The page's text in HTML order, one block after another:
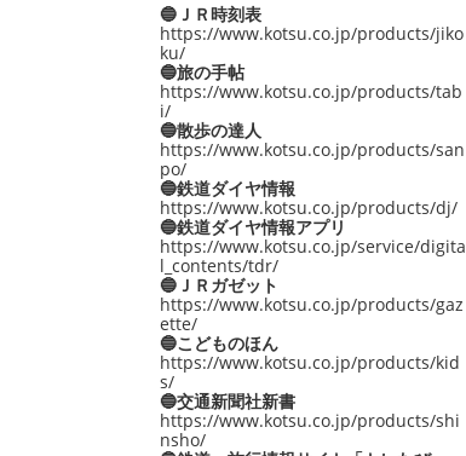
🔵ＪＲ時刻表
https://www.kotsu.co.jp/products/jiko
ku/
🔵旅の手帖
https://www.kotsu.co.jp/products/tab
i/
🔵散歩の達人
https://www.kotsu.co.jp/products/san
po/
🔵鉄道ダイヤ情報
https://www.kotsu.co.jp/products/dj/
🔵鉄道ダイヤ情報アプリ
https://www.kotsu.co.jp/service/digita
l_contents/tdr/
🔵ＪＲガゼット
https://www.kotsu.co.jp/products/gaz
ette/
🔵こどものほん
https://www.kotsu.co.jp/products/kid
s/
🔵交通新聞社新書
https://www.kotsu.co.jp/products/shi
nsho/